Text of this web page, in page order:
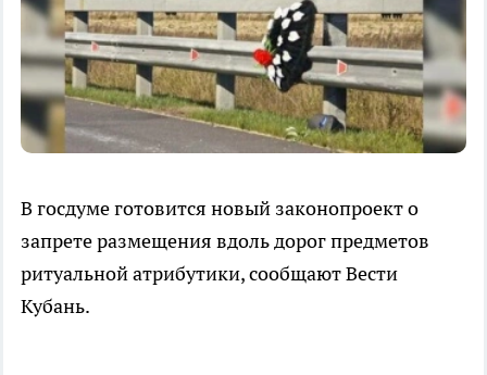
В госдуме готовится новый законопроект о
запрете размещения вдоль дорог предметов
ритуальной атрибутики, сообщают Вести
Кубань.